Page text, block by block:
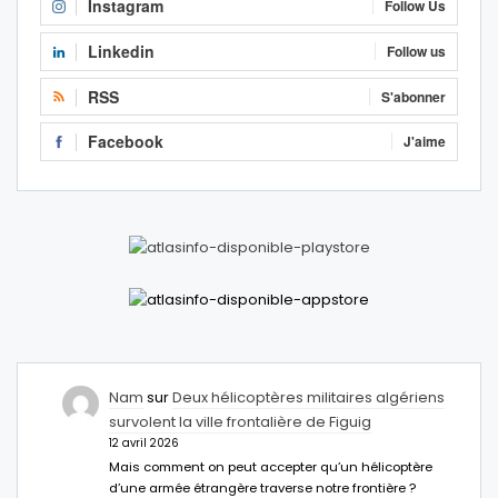
Instagram Follow Us
Linkedin Follow us
RSS S'abonner
Facebook J'aime
Nam surDeux hélicoptères militaires algériens
survolent la ville frontalière de Figuig
12 avril 2026
Mais comment on peut accepter qu’un hélicoptère
d’une armée étrangère traverse notre frontière ?